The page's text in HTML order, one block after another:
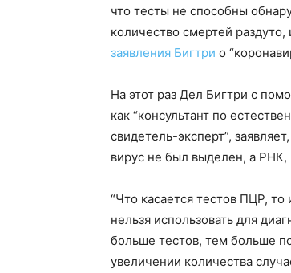
что тесты не способны
количество смертей
заявления Бигтри о
На этот раз Дел Бигтри с
как “консультант по
свидетель-эксперт”,
вирус не был выделен, а РНК,
“Что касается тестов ПЦР,
нельзя использовать для
больше тестов, тем больше
увеличении количества